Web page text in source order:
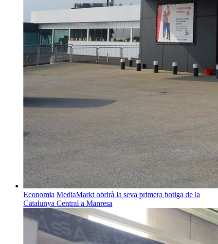
Economia MediaMarkt obrirà la seva primera botiga de la
Catalunya Central a Manresa